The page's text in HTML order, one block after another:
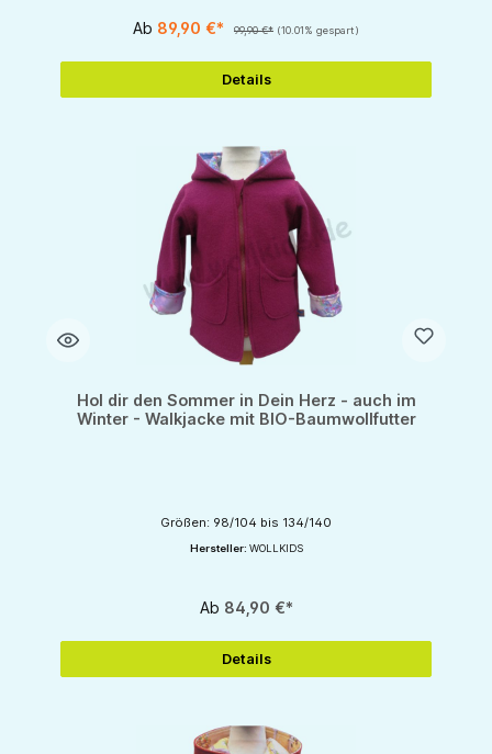
Ab 89,90 €* 99,90 €* (10.01% gespart)
Details
Hol dir den Sommer in Dein Herz - auch im
Winter - Walkjacke mit BIO-Baumwollfutter
Größen: 98/104 bis 134/140
Hersteller: WOLLKIDS
Ab 84,90 €*
Details